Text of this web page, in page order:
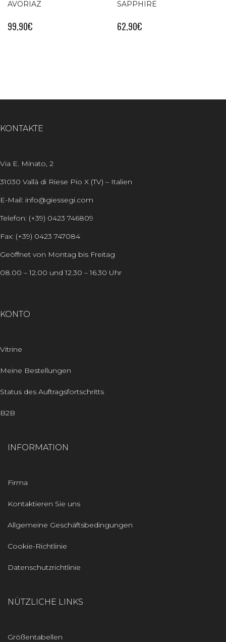
AVORIAZ
99,90€
SAPPHIRE
62,90€
KONTAKTE
Via E. Minato, 2
31030 Vallà di Riese Pio X (TV) – Italien
E-Mail: info@giessegi.com
Telefon: (+39) 0423 746809
Fax: (+39) 0423 747084
Geöffnet von Montag bis Freitag
08.00 – 12.00 und 12.30 – 16.30 Uhr
KONTO
Vitrine
Meine Bestellungen
Status des Auftragsfortschritts
B2B
INFORMATION
Firma
Kontaktieren Sie uns
Allgemeine Geschäftsbedingungen
Cookie-Richtlinie
Datenschutzrichtlinie
NÜTZLICHE LINKS
Größentabellen